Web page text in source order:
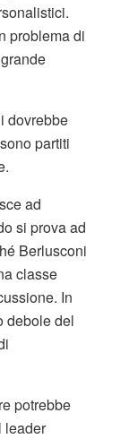
problema di
dovrebbe
partiti
ad
si prova ad
Berlusconi
classe
In
debole del
potrebbe
leader